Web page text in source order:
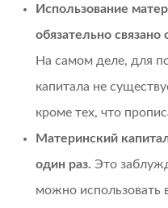
Использование
обязательно
На самом деле, для
капитала не
кроме тех, что
Материнский
один раз. Это
можно использовать